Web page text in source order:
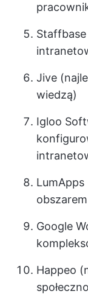
Jive
wiedzą)
Igloo
Google
Happeo